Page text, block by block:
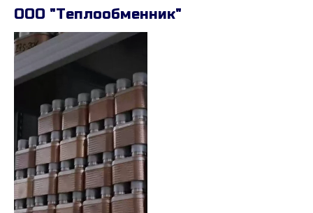
ООО "Теплообменник"